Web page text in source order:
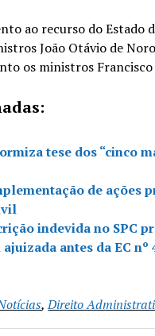
ao recurso do Estado
João Otávio de
os ministros
tese dos “cinco
de ações
indevida no SPC
antes da EC nº
,Direito